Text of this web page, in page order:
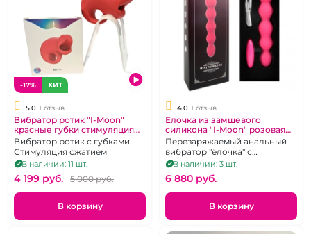
-17% ХИТ
5.0 1 отзыв
Вибратор ротик "I-Moon"
красные губки стимуляция
сжатием
Вибратор ротик с губками.
Стимуляция сжатием
В наличии: 11 шт.
4 199 pуб. 5 000 pуб.
В корзину
4.0 1 отзыв
Елочка из замшевого
силикона "I-Moon" розовая
рельефная на д.у пульте
Перезаряжаемый анальный
вибратор "ёлочка" с
возможностью
дистанционного управления.
В наличии: 3 шт.
6 880 pуб.
В корзину